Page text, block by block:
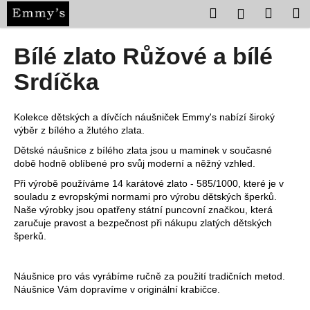
obsah
Hledat Přihlášení
Bílé zlato Růžové a bílé
Srdíčka
Kolekce dětských a dívčích náušniček Emmy's nabízí široký
výběr z bílého a žlutého zlata.
Dětské náušnice z bílého zlata jsou u maminek v současné
době hodně oblíbené pro svůj moderní a něžný vzhled.
Při výrobě používáme 14 karátové zlato - 585/1000, které je v
souladu z evropskými normami pro výrobu dětských šperků.
Naše výrobky jsou opatřeny státní puncovní značkou, která
zaručuje pravost a bezpečnost při nákupu zlatých dětských
šperků.
Náušnice pro vás vyrábíme ručně za použití tradičních metod.
Náušnice Vám dopravíme v originální krabičce.
o
C
o
p
o
t
ř
e
b
u
j
t
e